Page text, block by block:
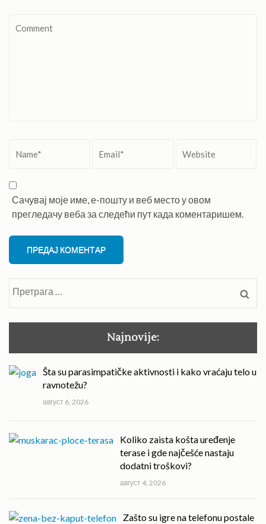
Сачувај моје име, е-пошту и веб место у овом
прегледачу веба за следећи пут када коментаришем.
Najnovije:
Šta su parasimpatičke aktivnosti i kako vraćaju telo u
ravnotežu?
август 6, 2026
Koliko zaista košta uređenje
terase i gde najčešće nastaju
dodatni troškovi?
август 4, 2026
Zašto su igre na telefonu postale